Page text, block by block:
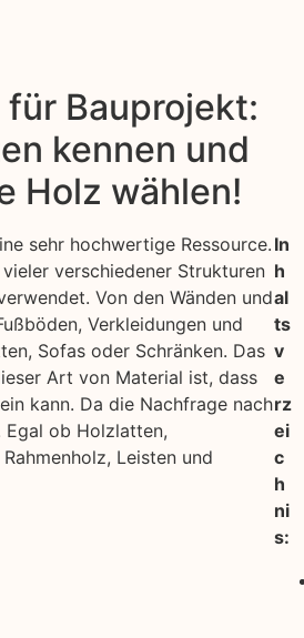
Bauprojekt:
kennen und
Holz wählen!
sehr hochwertige Ressource.
verschiedener Strukturen
Von den Wänden und
Verkleidungen und
Sofas oder Schränken. Das
Art von Material ist, dass
kann. Da die Nachfrage nach
ob Holzlatten,
Leisten und
In
h
al
ts
v
e
rz
ei
c
h
ni
s: